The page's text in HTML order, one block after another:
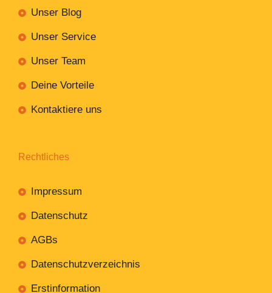
Unser Blog
Unser Service
Unser Team
Deine Vorteile
Kontaktiere uns
Rechtliches
Impressum
Datenschutz
AGBs
Datenschutzverzeichnis
Erstinformation